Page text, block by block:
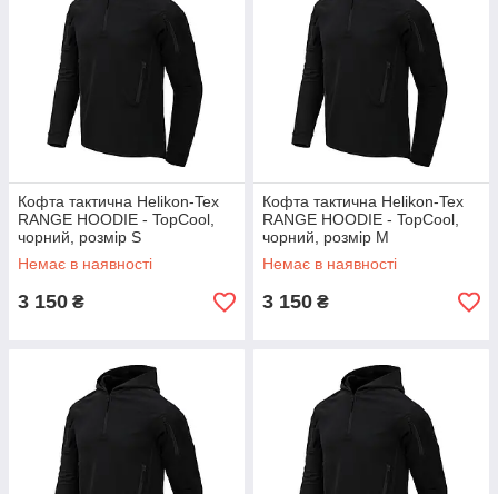
Кофта тактична Helikon-Tex
RANGE HOODIE - TopCool,
чорний, розмір S
Немає в наявності
3 150 ₴
Кофта тактична Helikon-Tex
RANGE HOODIE - TopCool,
чорний, розмір M
Немає в наявності
3 150 ₴